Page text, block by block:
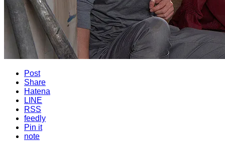
Post
Share
Hatena
LINE
RSS
feedly
Pin it
note